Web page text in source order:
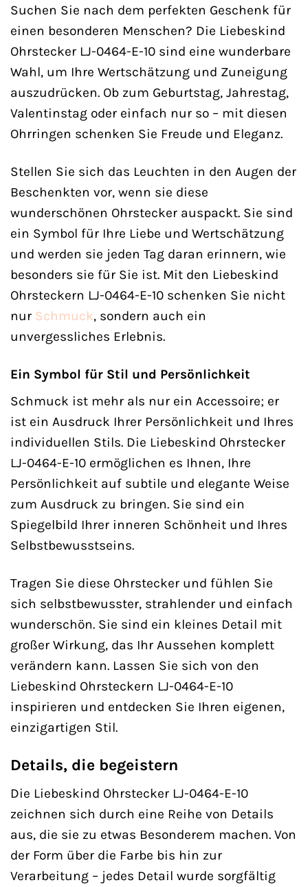
Suchen Sie nach dem perfekten Geschenk für
einen besonderen Menschen? Die Liebeskind
Ohrstecker LJ-0464-E-10 sind eine wunderbare
Wahl, um Ihre Wertschätzung und Zuneigung
auszudrücken. Ob zum Geburtstag, Jahrestag,
Valentinstag oder einfach nur so – mit diesen
Ohrringen schenken Sie Freude und Eleganz.
Stellen Sie sich das Leuchten in den Augen der
Beschenkten vor, wenn sie diese
wunderschönen Ohrstecker auspackt. Sie sind
ein Symbol für Ihre Liebe und Wertschätzung
und werden sie jeden Tag daran erinnern, wie
besonders sie für Sie ist. Mit den Liebeskind
Ohrsteckern LJ-0464-E-10 schenken Sie nicht
nur Schmuck, sondern auch ein
unvergessliches Erlebnis.
Ein Symbol für Stil und Persönlichkeit
Schmuck ist mehr als nur ein Accessoire; er
ist ein Ausdruck Ihrer Persönlichkeit und Ihres
individuellen Stils. Die Liebeskind Ohrstecker
LJ-0464-E-10 ermöglichen es Ihnen, Ihre
Persönlichkeit auf subtile und elegante Weise
zum Ausdruck zu bringen. Sie sind ein
Spiegelbild Ihrer inneren Schönheit und Ihres
Selbstbewusstseins.
Tragen Sie diese Ohrstecker und fühlen Sie
sich selbstbewusster, strahlender und einfach
wunderschön. Sie sind ein kleines Detail mit
großer Wirkung, das Ihr Aussehen komplett
verändern kann. Lassen Sie sich von den
Liebeskind Ohrsteckern LJ-0464-E-10
inspirieren und entdecken Sie Ihren eigenen,
einzigartigen Stil.
Details, die begeistern
Die Liebeskind Ohrstecker LJ-0464-E-10
zeichnen sich durch eine Reihe von Details
aus, die sie zu etwas Besonderem machen. Von
der Form über die Farbe bis hin zur
Verarbeitung – jedes Detail wurde sorgfältig